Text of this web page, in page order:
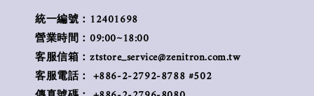
統一編號：12401698
營業時間：09:00~18:00
客服信箱：ztstore_service@zenitron.com.tw
客服電話： +886-2-2792-8788 #502